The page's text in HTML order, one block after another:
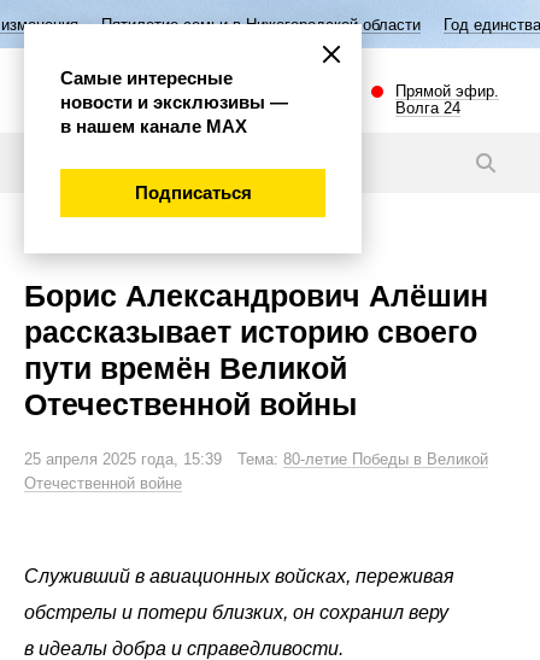
семьи в Нижегородской области Год единства народов России
Прямой эфир.
Волга 24
Борис Александрович Алёшин
рассказывает историю своего
пути времён Великой
Отечественной войны
25 апреля 2025 года, 15:39 Тема: 80-летие Победы в Великой
Отечественной войне
Служивший в авиационных войсках, переживая
обстрелы и потери близких, он сохранил веру
в идеалы добра и справедливости.
Самые интересные
новости и эксклюзивы —
в нашем канале МАХ
Подписаться